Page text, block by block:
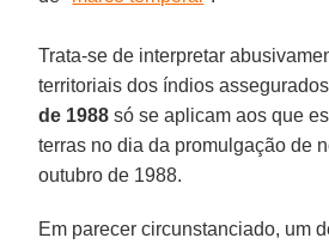
Trata-se de interpretar
territoriais dos índios
de 1988 só se aplicam aos que
terras no dia da promulgação de
outubro de 1988.
Em parecer circunstanciado, um